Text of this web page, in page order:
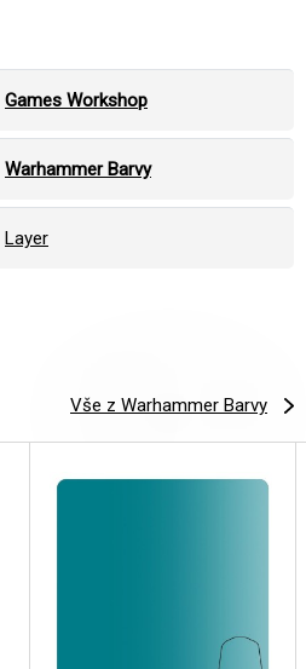
Games Workshop
Warhammer Barvy
Layer
Vše z Warhammer Barvy